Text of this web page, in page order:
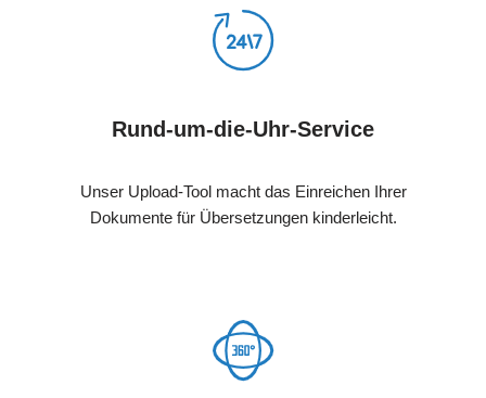
Rund-um-die-Uhr-Service
Unser Upload-Tool macht das Einreichen Ihrer
Dokumente für Übersetzungen kinderleicht.